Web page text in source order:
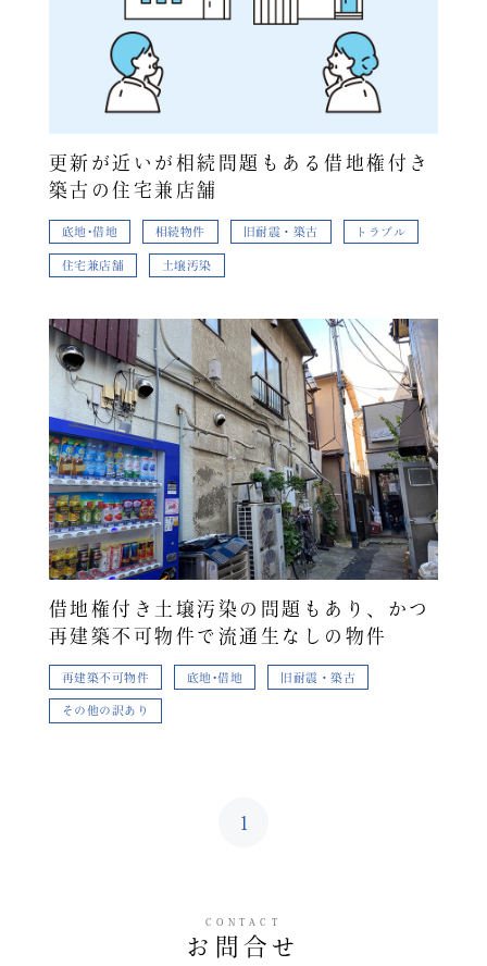
更新が近いが相続問題もある借地権付き
築古の住宅兼店舗
底地･借地 相続物件 旧耐震・築古 トラブル
住宅兼店舗 土壌汚染
借地権付き土壌汚染の問題もあり、かつ
再建築不可物件で流通生なしの物件
再建築不可物件 底地･借地 旧耐震・築古
その他の訳あり
1
CONTACT
お問合せ